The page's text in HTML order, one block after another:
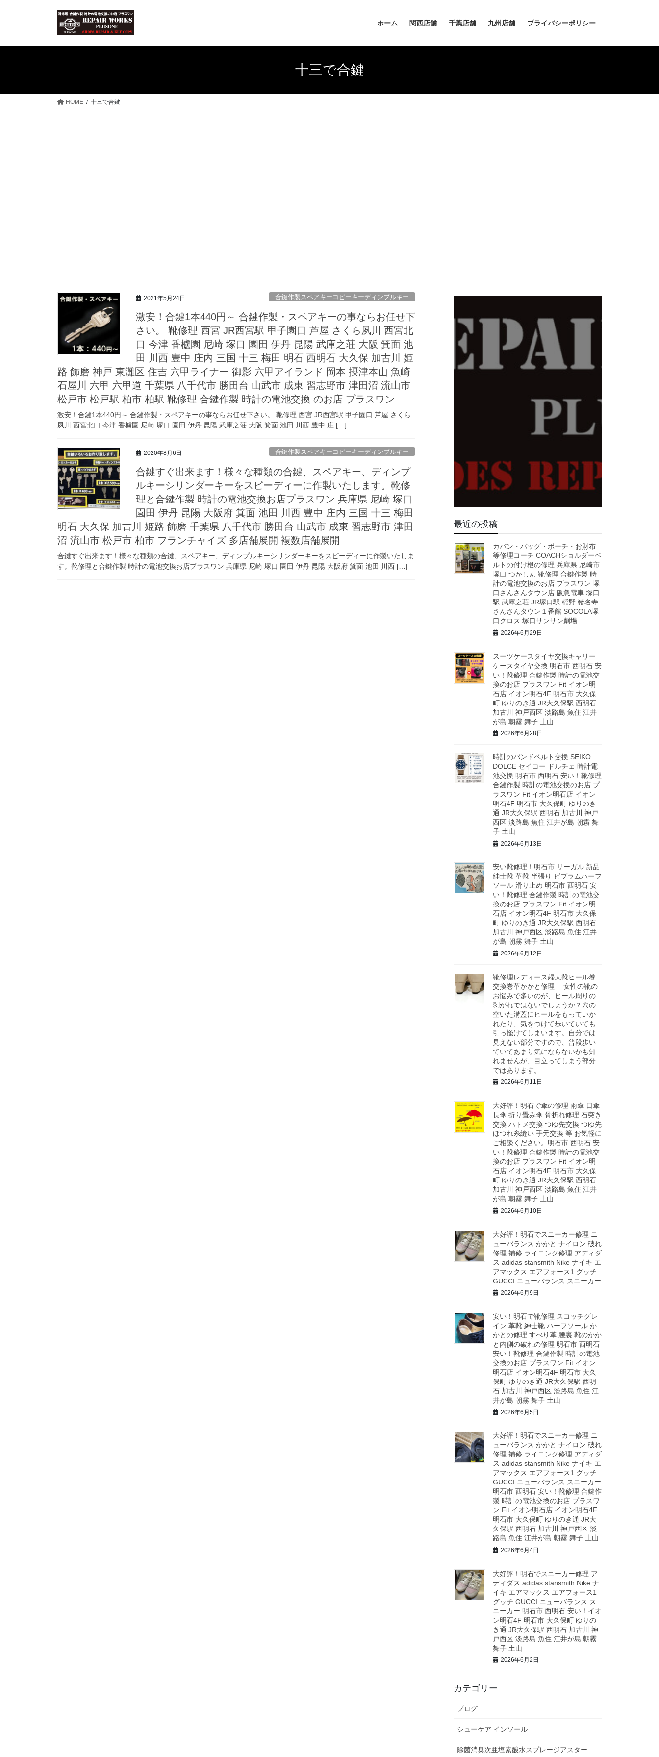
ホーム 関西店舗 千葉店舗 九州店舗 プライバシーポリシー
十三で合鍵
HOME 十三で合鍵
2021年5月24日 合鍵作製スペアキーコピーキーディンプルキー
激安！合鍵1本440円～ 合鍵作製・スペアキーの事ならお任せ下
さい。 靴修理 西宮 JR西宮駅 甲子園口 芦屋 さくら夙川 西宮北
口 今津 香櫨園 尼崎 塚口 園田 伊丹 昆陽 武庫之荘 大阪 箕面 池
田 川西 豊中 庄内 三国 十三 梅田 明石 西明石 大久保 加古川 姫
路 飾磨 神戸 東灘区 住吉 六甲ライナー 御影 六甲アイランド 岡本 摂津本山 魚崎
石屋川 六甲 六甲道 千葉県 八千代市 勝田台 山武市 成東 習志野市 津田沼 流山市
松戸市 松戸駅 柏市 柏駅 靴修理 合鍵作製 時計の電池交換 のお店 プラスワン
激安！合鍵1本440円～ 合鍵作製・スペアキーの事ならお任せ下さい。 靴修理 西宮 JR西宮駅 甲子園口 芦屋 さくら
夙川 西宮北口 今津 香櫨園 尼崎 塚口 園田 伊丹 昆陽 武庫之荘 大阪 箕面 池田 川西 豊中 庄 […]
2020年8月6日 合鍵作製スペアキーコピーキーディンプルキー
合鍵すぐ出来ます！様々な種類の合鍵、スペアキー、ディンプ
ルキーシリンダーキーをスピーディーに作製いたします。靴修
理と合鍵作製 時計の電池交換お店プラスワン 兵庫県 尼崎 塚口
園田 伊丹 昆陽 大阪府 箕面 池田 川西 豊中 庄内 三国 十三 梅田
明石 大久保 加古川 姫路 飾磨 千葉県 八千代市 勝田台 山武市 成東 習志野市 津田
沼 流山市 松戸市 柏市 フランチャイズ 多店舗展開 複数店舗展開
合鍵すぐ出来ます！様々な種類の合鍵、スペアキー、ディンプルキーシリンダーキーをスピーディーに作製いたしま
す。靴修理と合鍵作製 時計の電池交換お店プラスワン 兵庫県 尼崎 塚口 園田 伊丹 昆陽 大阪府 箕面 池田 川西 […]
最近の投稿
カバン・バッグ・ポーチ・お財布
等修理コーチ COACHショルダーベ
ルトの付け根の修理 兵庫県 尼崎市
塚口 つかしん 靴修理 合鍵作製 時
計の電池交換のお店 プラスワン 塚
口さんさんタウン店 阪急電車 塚口
駅 武庫之荘 JR塚口駅 稲野 猪名寺
さんさんタウン１番館 SOCOLA塚
口クロス 塚口サンサン劇場
2026年6月29日
スーツケースタイヤ交換キャリー
ケースタイヤ交換 明石市 西明石 安
い！靴修理 合鍵作製 時計の電池交
換のお店 プラスワン Fit イオン明
石店 イオン明石4F 明石市 大久保
町 ゆりのき通 JR大久保駅 西明石
加古川 神戸西区 淡路島 魚住 江井
が島 朝霧 舞子 土山
2026年6月28日
時計のバンドベルト交換 SEIKO
DOLCE セイコー ドルチェ 時計電
池交換 明石市 西明石 安い！靴修理
合鍵作製 時計の電池交換のお店 プ
ラスワン Fit イオン明石店 イオン
明石4F 明石市 大久保町 ゆりのき
通 JR大久保駅 西明石 加古川 神戸
西区 淡路島 魚住 江井が島 朝霧 舞
子 土山
2026年6月13日
安い靴修理！明石市 リーガル 新品
紳士靴 革靴 半張り ビブラムハーフ
ソール 滑り止め 明石市 西明石 安
い！靴修理 合鍵作製 時計の電池交
換のお店 プラスワン Fit イオン明
石店 イオン明石4F 明石市 大久保
町 ゆりのき通 JR大久保駅 西明石
加古川 神戸西区 淡路島 魚住 江井
が島 朝霧 舞子 土山
2026年6月12日
靴修理レディース婦人靴ヒール巻
交換巻革かかと修理！ 女性の靴の
お悩みで多いのが、ヒール周りの
剥がれではないでしょうか？穴の
空いた溝蓋にヒールをもっていか
れたり、気をつけて歩いていても
引っ掻けてしまいます。自分では
見えない部分ですので、普段歩い
ていてあまり気にならないかも知
れませんが、目立ってしまう部分
ではあります。
2026年6月11日
大好評！明石で傘の修理 雨傘 日傘
長傘 折り畳み傘 骨折れ修理 石突き
交換 ハトメ交換 つゆ先交換 つゆ先
ほつれ糸縫い 手元交換 等 お気軽に
ご相談ください。明石市 西明石 安
い！靴修理 合鍵作製 時計の電池交
換のお店 プラスワン Fit イオン明
石店 イオン明石4F 明石市 大久保
町 ゆりのき通 JR大久保駅 西明石
加古川 神戸西区 淡路島 魚住 江井
が島 朝霧 舞子 土山
2026年6月10日
大好評！明石でスニーカー修理 ニ
ューバランス かかと ナイロン 破れ
修理 補修 ライニング修理 アディダ
ス adidas stansmith Nike ナイキ エ
アマックス エアフォース1 グッチ
GUCCI ニューバランス スニーカー
2026年6月9日
安い！明石で靴修理 スコッチグレ
イン 革靴 紳士靴 ハーフソール か
かとの修理 すべり革 腰裏 靴のかか
と内側の破れの修理 明石市 西明石
安い！靴修理 合鍵作製 時計の電池
交換のお店 プラスワン Fit イオン
明石店 イオン明石4F 明石市 大久
保町 ゆりのき通 JR大久保駅 西明
石 加古川 神戸西区 淡路島 魚住 江
井が島 朝霧 舞子 土山
2026年6月5日
大好評！明石でスニーカー修理 ニ
ューバランス かかと ナイロン 破れ
修理 補修 ライニング修理 アディダ
ス adidas stansmith Nike ナイキ エ
アマックス エアフォース1 グッチ
GUCCI ニューバランス スニーカー
明石市 西明石 安い！靴修理 合鍵作
製 時計の電池交換のお店 プラスワ
ン Fit イオン明石店 イオン明石4F
明石市 大久保町 ゆりのき通 JR大
久保駅 西明石 加古川 神戸西区 淡
路島 魚住 江井が島 朝霧 舞子 土山
2026年6月4日
大好評！明石でスニーカー修理 ア
ディダス adidas stansmith Nike ナ
イキ エアマックス エアフォース1
グッチ GUCCI ニューバランス ス
ニーカー 明石市 西明石 安い！イオ
ン明石4F 明石市 大久保町 ゆりの
き通 JR大久保駅 西明石 加古川 神
戸西区 淡路島 魚住 江井が島 朝霧
舞子 土山
2026年6月2日
カテゴリー
ブログ
シューケア インソール
除菌消臭次亜塩素酸水スプレージアスター